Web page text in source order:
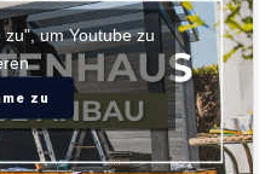
um Youtube zu
zu